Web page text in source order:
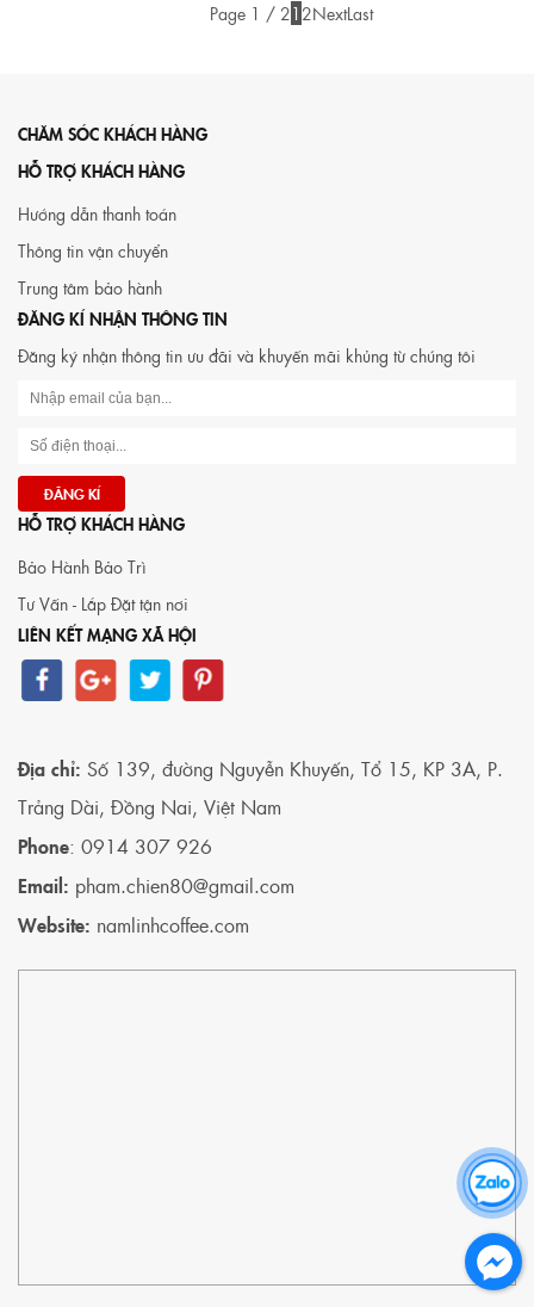
Page 1 / 21 2NextLast
CHĂM SÓC KHÁCH HÀNG
HỖ TRỢ KHÁCH HÀNG
Hướng dẫn thanh toán
Thông tin vận chuyển
Trung tâm bảo hành
ĐĂNG KÍ NHẬN THÔNG TIN
Đăng ký nhận thông tin ưu đãi và khuyến mãi khủng từ chúng tôi
HỖ TRỢ KHÁCH HÀNG
Bảo Hành Bảo Trì
Tư Vấn - Lắp Đặt tận nơi
LIÊN KẾT MẠNG XÃ HỘI
Địa chỉ: Số 139, đường Nguyễn Khuyến, Tổ 15, KP 3A, P.
Trảng Dài, Đồng Nai, Việt Nam
Phone: 0914 307 926
Email: pham.chien80@gmail.com
Website: namlinhcoffee.com